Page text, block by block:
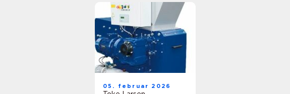
05. februar 2026